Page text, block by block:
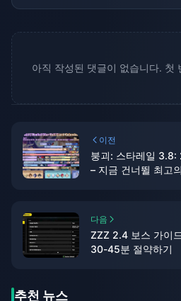
아직 작성된 댓글이 없습니다. 첫
이전
붕괴: 스타레일 3.8:
– 지금 건너뛸 최고
다음
ZZZ 2.4 보스 가이
30-45분 절약하기
추천 뉴스